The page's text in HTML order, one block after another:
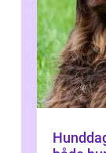
Hunddagis tibro